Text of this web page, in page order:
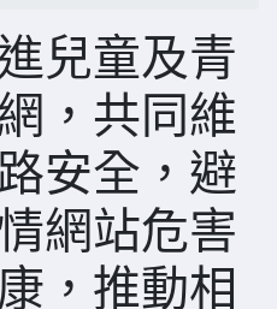
兒童及青
，共同維
安全，避
網站危害
，推動相